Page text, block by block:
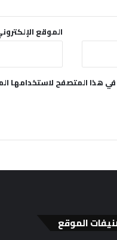
الموقع
هذا المتصفح لاستخدامها
الموقع